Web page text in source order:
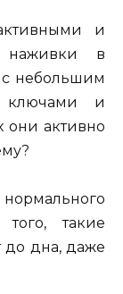
и
в
с небольшим
и
они активно
такие
до дна, даже